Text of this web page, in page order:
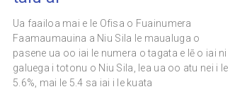
Ua faailoa mai e le Ofisa o Fuainumera
Faamaumauina a Niu Sila le maualuga o
pasene ua oo iai le numera o tagata e lē o iai ni
galuega i totonu o Niu Sila, lea ua oo atu nei i le
5.6%, mai le 5.4 sa iai i le kuata